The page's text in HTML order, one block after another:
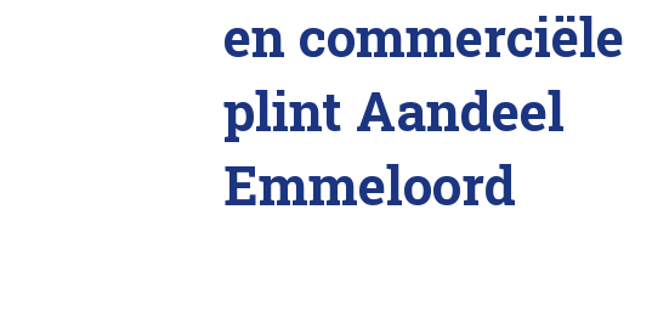
en commerciële
plint Aandeel
Emmeloord